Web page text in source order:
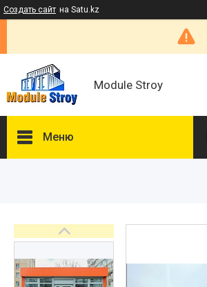
Создать сайт на Satu.kz
Module Stroy
Меню
Доставка и оплата